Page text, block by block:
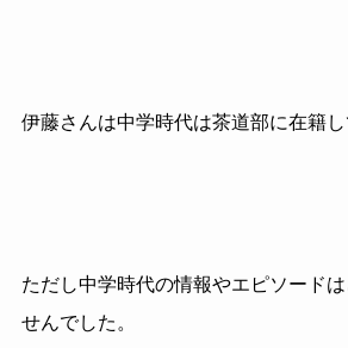
伊藤さんは中学時代は茶道部に在籍し
ただし中学時代の情報やエピソード
せんでした。